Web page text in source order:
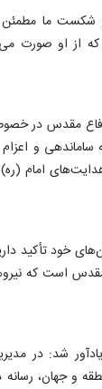
شکست ما مطمئن
از او صورت
دفاع مقدس در
و اعزام
امام (ره)
خود تأکید
است که
شد: در
و جهان،